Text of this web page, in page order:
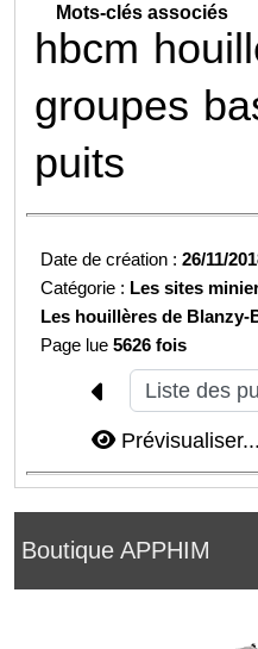
Boutique APPHIM
Mots-clés associés
hbcm
groupes
puits
Date de création :26/11/
Catégorie : Les sites
Les houillères de Blanzy-
Page lue5626 fois
Prévisualiser...